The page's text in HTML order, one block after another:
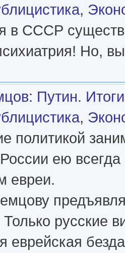
,
в СССР
Но,
: Путин.
,
политикой
ею
евреи.
русские
еврейская